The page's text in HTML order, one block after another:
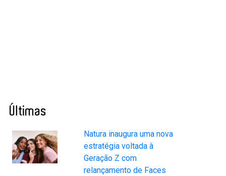
Últimas
Natura inaugura uma nova
estratégia voltada à
Geração Z com
relançamento de Faces